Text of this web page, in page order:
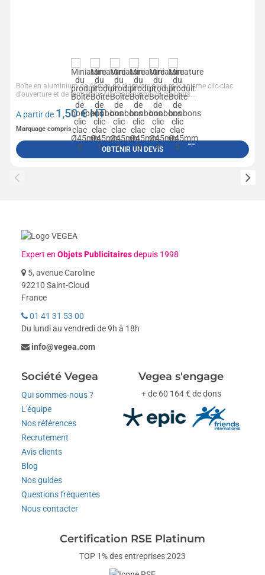
Boîte en aluminium de 45mm de diamètre avec mécanisme clic-clac
d'ouverture et de fermeture.Au choix parmi 20 couleurs...
A partir de 1,50€ HT
Marquage compris
OBTENIR UN DEVIS
Expert enObjets Publicitairesdepuis 1998
5, avenue Caroline
92210 Saint-Cloud
France
01 41 31 53 00
Du lundi au vendredi de 9h à 18h
info@vegea.com
Société Vegea
Qui sommes-nous ?
L'équipe
Nos références
Recrutement
Avis clients
Blog
Nos guides
Questions fréquentes
Nous contacter
Vegea s'engage
+ de 60 164 € de dons
Certification RSE Platinum
TOP 1% des entreprises 2023